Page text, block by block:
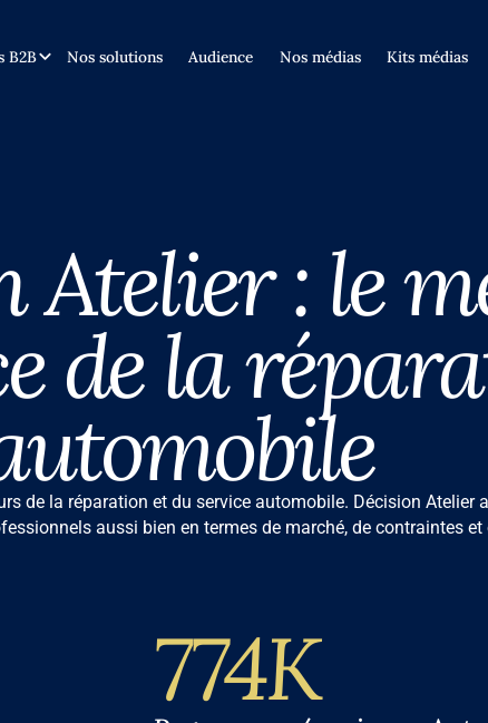
B2B Nos solutions Audience Nos médias Kits médias
Atelier : le
de la
de la réparation et du service automobile. Décision
aussi bien en termes de marché, de contraintes
774K